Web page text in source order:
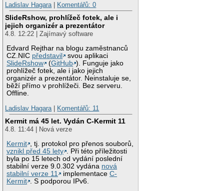
Ladislav Hagara | Komentářů: 0
SlideRshow, prohlížeč fotek, ale i
jejich organizér a prezentátor
4.8. 12:22 | Zajímavý software
Edvard Rejthar na blogu zaměstnanců
CZ.NIC představil
svou aplikaci
SlideRshow
(GitHub ). Funguje jako
prohlížeč fotek, ale i jako jejich
organizér a prezentátor. Neinstaluje se,
běží přímo v prohlížeči. Bez serveru.
Offline.
Ladislav Hagara | Komentářů: 11
Kermit má 45 let. Vydán C-Kermit 11
4.8. 11:44 | Nová verze
Kermit , tj. protokol pro přenos souborů,
vznikl před 45 lety . Při této příležitosti
byla po 15 letech od vydání poslední
stabilní verze 9.0.302 vydána nová
stabilní verze 11
implementaceC-
Kermit . S podporou IPv6.